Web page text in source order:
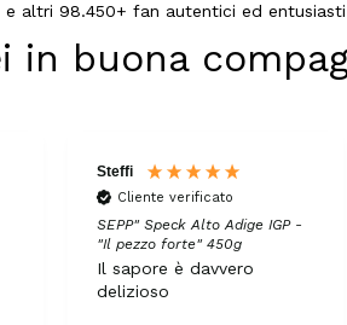
e altri 98.450+ fan autentici ed
in buona
Steffi
Cliente verificato
SEPP" Speck Alto Adige IGP -
"Il pezzo forte" 450g
Il sapore è davvero
delizioso